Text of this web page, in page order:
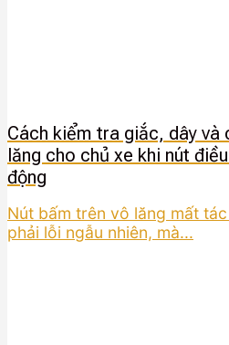
Cách kiểm tra giắc, dây và
lăng cho chủ xe khi nút
động
Nút bấm trên vô lăng mất
phải lỗi ngẫu nhiên, mà...